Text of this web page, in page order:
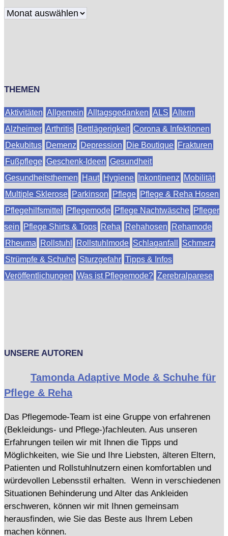
Archiv
THEMEN
Aktivitäten Allgemein Alltagsgedanken ALS Altern
Alzheimer Arthritis Bettlägerigkeit Corona & Infektionen
Dekubitus Demenz Depression Die Boutique Frakturen
Fußpflege Geschenk-Ideen Gesundheit
Gesundheitsthemen Haut Hygiene Inkontinenz Mobilität
Multiple Sklerose Parkinson Pflege Pflege & Reha Hosen
Pflegehilfsmittel Pflegemode Pflege Nachtwäsche Pfleger
sein Pflege Shirts & Tops Reha Rehahosen Rehamode
Rheuma Rollstuhl Rollstuhlmode Schlaganfall Schmerz
Strümpfe & Schuhe Sturzgefahr Tipps & Infos
Veröffentlichungen Was ist Pflegemode? Zerebralparese
UNSERE AUTOREN
Tamonda Adaptive Mode & Schuhe für
Pflege & Reha
Das Pflegemode-Team ist eine Gruppe von erfahrenen
(Bekleidungs- und Pflege-)fachleuten. Aus unseren
Erfahrungen teilen wir mit Ihnen die Tipps und
Möglichkeiten, wie Sie und Ihre Liebsten, älteren Eltern,
Patienten und Rollstuhlnutzern einen komfortablen und
würdevollen Lebensstil erhalten. Wenn in verschiedenen
Situationen Behinderung und Alter das Ankleiden
erschweren, können wir mit Ihnen gemeinsam
herausfinden, wie Sie das Beste aus Ihrem Leben
machen können.